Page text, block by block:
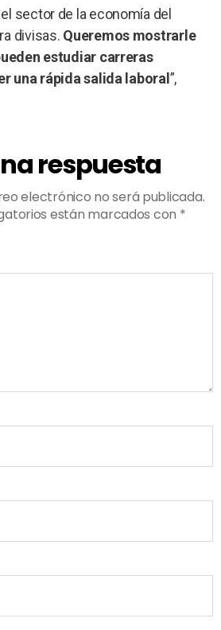
sector de la economía del
divisas. Queremos mostrarle
estudiar carreras
una rápida salida laboral ”,
respuesta
electrónico no será publicada.
están marcados con *